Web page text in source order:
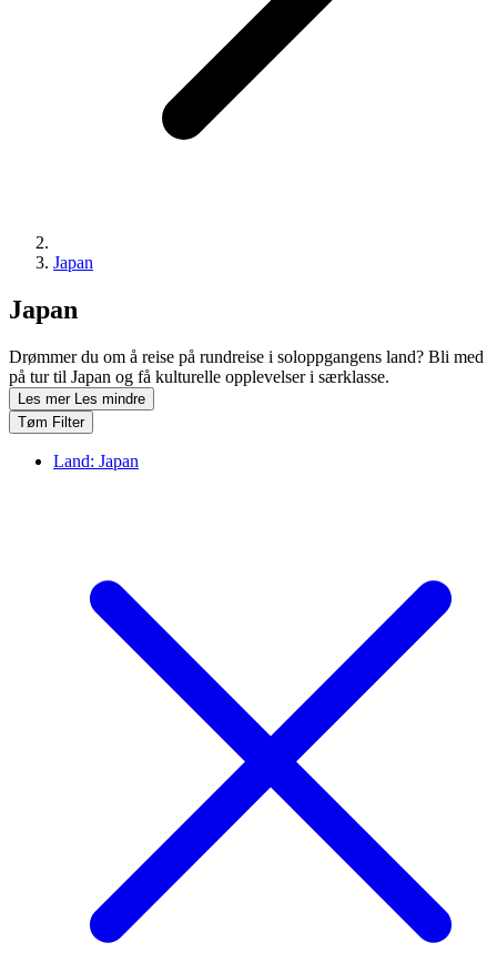
Japan
Japan
Drømmer du om å reise på rundreise i soloppgangens land? Bli med
på tur til Japan og få kulturelle opplevelser i særklasse.
Les mer
Les mindre
Tøm Filter
Land: Japan